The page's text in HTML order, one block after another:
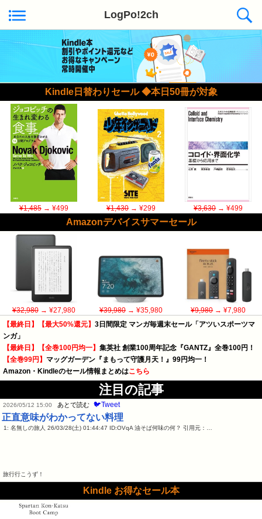
LogPo!2ch
Kindle日替わりセール ◆本日50冊が対象
¥1,485→ ¥499 ¥1,430→ ¥299 ¥3,630→ ¥499
Amazonデバイスサマーセール
¥32,980→ ¥27,980 ¥39,980→ ¥35,980 ¥9,980→ ¥7,980
【最終日】【最大50%還元】 3日間限定 マンガ毎週末セール「アツいスポーツマ
ンガ」
【最終日】【全巻100円均一】 集英社 創業100周年記念『GANTZ』全巻100円！
【全巻99円】 マッグガーデン『まもって守護月天！』99円均一！
Amazon・Kindleのセール情報まとめはこちら
注目の記事
2026/05/12 15:00 あとで読む 🐦Tweet
正直意味がわかってない料理
1: 名無しの旅人 26/03/28(土) 01:44:47 ID:OVqA 油そば何味の何？ 引用元：…
旅行行こうず！
Kindle お得なセール本